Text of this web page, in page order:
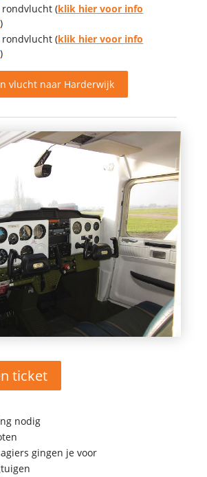
(klik hier voor info
)
(klik hier voor info
)
vlucht naar Harderwijk
ticket
nodig
gingen je voor